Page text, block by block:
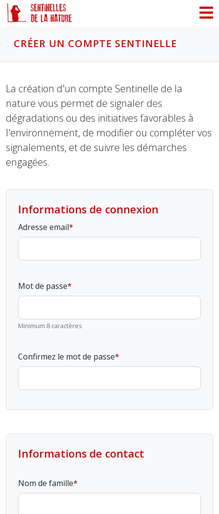
CRÉER UN COMPTE SENTINELLE
La création d'un compte Sentinelle de la
nature vous permet de signaler des
dégradations ou des initiatives favorables à
l'environnement, de modifier ou compléter vos
signalements, et de suivre les démarches
engagées.
Informations de connexion
Adresse email
Mot de passe
Minimum 8 caractères
Confirmez le mot de passe
Informations de contact
Nom de famille
Panneau de gestion des cookies